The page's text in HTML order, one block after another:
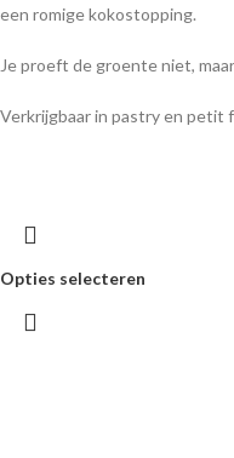
een romige kokostopping.
Je proeft de groente niet,
Verkrijgbaar in pastry en petit
Opties selecteren